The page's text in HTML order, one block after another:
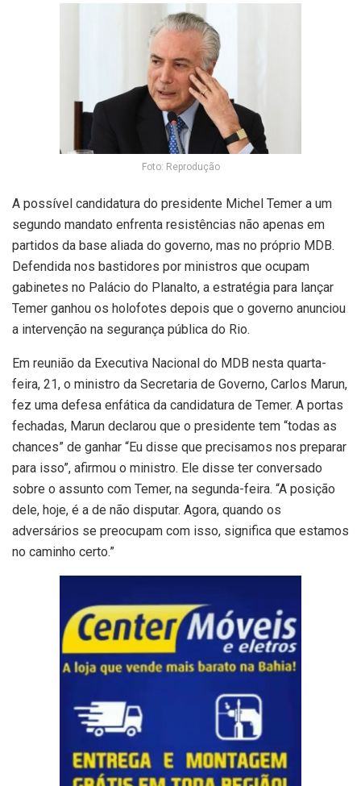
Foto: Reprodução
A possível candidatura do presidente Michel Temer a um
segundo mandato enfrenta resistências não apenas em
partidos da base aliada do governo, mas no próprio MDB.
Defendida nos bastidores por ministros que ocupam
gabinetes no Palácio do Planalto, a estratégia para lançar
Temer ganhou os holofotes depois que o governo anunciou
a intervenção na segurança pública do Rio.
Em reunião da Executiva Nacional do MDB nesta quarta-
feira, 21, o ministro da Secretaria de Governo, Carlos Marun,
fez uma defesa enfática da candidatura de Temer. A portas
fechadas, Marun declarou que o presidente tem “todas as
chances” de ganhar “Eu disse que precisamos nos preparar
para isso”, afirmou o ministro. Ele disse ter conversado
sobre o assunto com Temer, na segunda-feira. “A posição
dele, hoje, é a de não disputar. Agora, quando os
adversários se preocupam com isso, significa que estamos
no caminho certo.”